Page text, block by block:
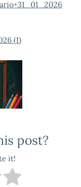
(1)
post?
it!